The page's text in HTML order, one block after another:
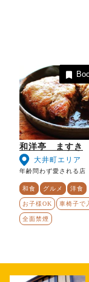
和洋亭 ますき
大井町エリア
年齢問わず愛される店
和食 グルメ 洋食
お子様OK 車椅子で
全面禁煙